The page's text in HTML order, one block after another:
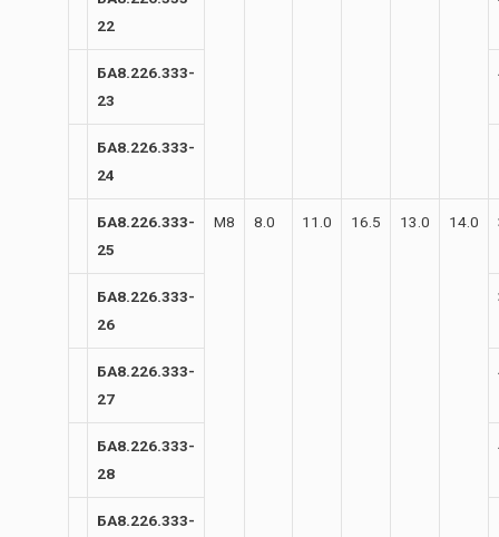
22
БА8.226.333-
23
БА8.226.333-
24
БА8.226.333-
25
М8 8.0 11.0 16.5 13.0 14.0
БА8.226.333-
26
БА8.226.333-
27
БА8.226.333-
28
БА8.226.333-